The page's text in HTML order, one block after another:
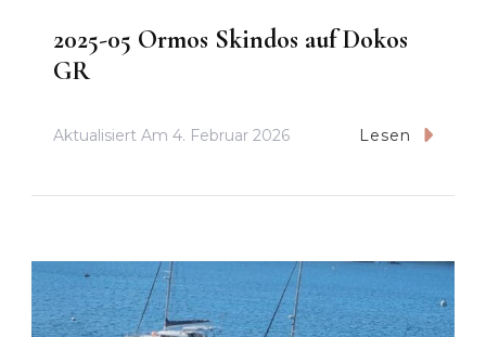
2025-05 Ormos Skindos auf Dokos
GR
Aktualisiert Am 4. Februar 2026 Lesen